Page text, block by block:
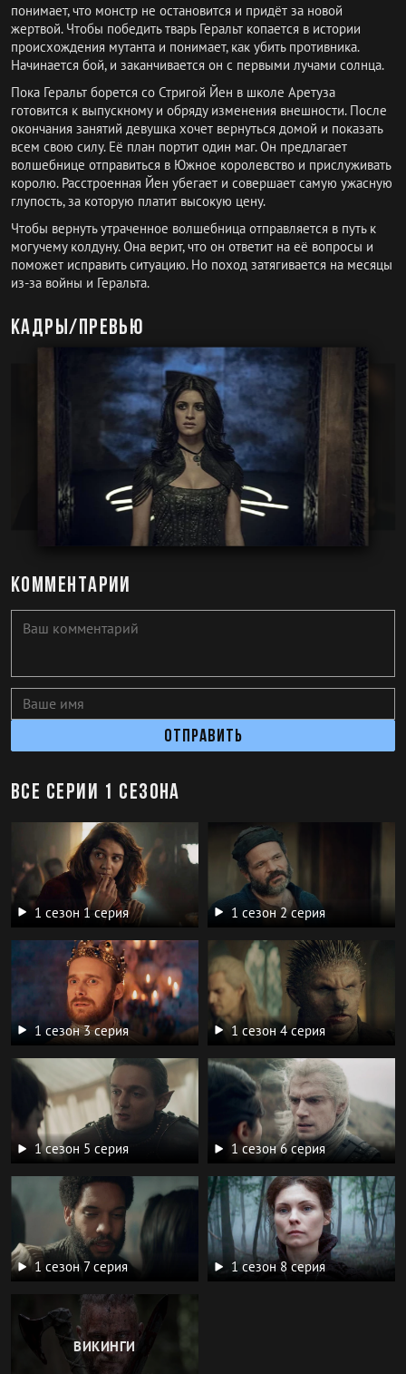
понимает, что монстр не остановится и придёт за новой
жертвой. Чтобы победить тварь Геральт копается в истории
происхождения мутанта и понимает, как убить противника.
Начинается бой, и заканчивается он с первыми лучами солнца.
Пока Геральт борется со Стригой Йен в школе Аретуза
готовится к выпускному и обряду изменения внешности. После
окончания занятий девушка хочет вернуться домой и показать
всем свою силу. Её план портит один маг. Он предлагает
волшебнице отправиться в Южное королевство и прислуживать
королю. Расстроенная Йен убегает и совершает самую ужасную
глупость, за которую платит высокую цену.
Чтобы вернуть утраченное волшебница отправляется в путь к
могучему колдуну. Она верит, что он ответит на её вопросы и
поможет исправить ситуацию. Но поход затягивается на месяцы
из-за войны и Геральта.
Кадры/превью
Комментарии
Отправить
Все серии 1 сезона
1 сезон 1 серия 1 сезон 2 серия
1 сезон 3 серия 1 сезон 4 серия
1 сезон 5 серия 1 сезон 6 серия
1 сезон 7 серия 1 сезон 8 серия
ВИКИНГИ